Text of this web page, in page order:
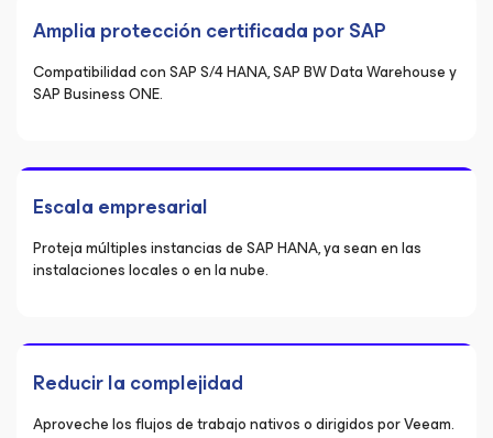
Amplia protección certificada por SAP
Compatibilidad con SAP S/4 HANA, SAP BW Data Warehouse y
SAP Business ONE.
Escala empresarial
Proteja múltiples instancias de SAP HANA, ya sean en las
instalaciones locales o en la nube.
Reducir la complejidad
Aproveche los flujos de trabajo nativos o dirigidos por Veeam.